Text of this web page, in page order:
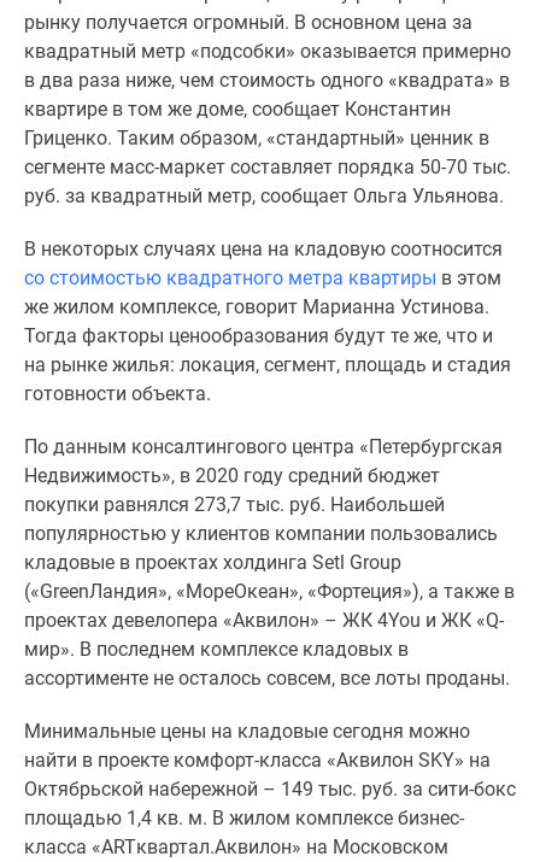
рынку получается огромный. В основном цена за
квадратный метр «подсобки» оказывается примерно
в два раза ниже, чем стоимость одного «квадрата» в
квартире в том же доме, сообщает Константин
Гриценко. Таким образом, «стандартный» ценник в
сегменте масс-маркет составляет порядка 50-70 тыс.
руб. за квадратный метр, сообщает Ольга Ульянова.
В некоторых случаях цена на кладовую соотносится
со стоимостью квадратного метра квартиры в этом
же жилом комплексе, говорит Марианна Устинова.
Тогда факторы ценообразования будут те же, что и
на рынке жилья: локация, сегмент, площадь и стадия
готовности объекта.
По данным консалтингового центра «Петербургская
Недвижимость», в 2020 году средний бюджет
покупки равнялся 273,7 тыс. руб. Наибольшей
популярностью у клиентов компании пользовались
кладовые в проектах холдинга Setl Group
(«GreenЛандия», «МореОкеан», «Фортеция»), а также в
проектах девелопера «Аквилон» – ЖК 4You и ЖК «Q-
мир». В последнем комплексе кладовых в
ассортименте не осталось совсем, все лоты проданы.
Минимальные цены на кладовые сегодня можно
найти в проекте комфорт-класса «Аквилон SKY» на
Октябрьской набережной – 149 тыс. руб. за сити-бокс
площадью 1,4 кв. м. В жилом комплексе бизнес-
класса «ARTквартал.Аквилон» на Московском